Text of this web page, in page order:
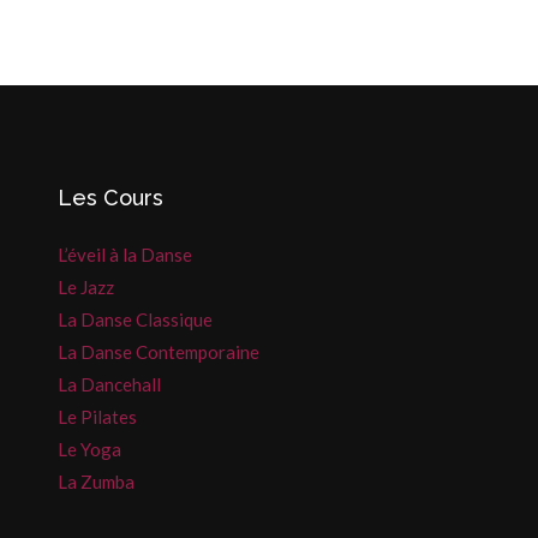
Les Cours
L’éveil à la Danse
Le Jazz
La Danse Classique
La Danse Contemporaine
La Dancehall
Le Pilates
Le Yoga
La Zumba